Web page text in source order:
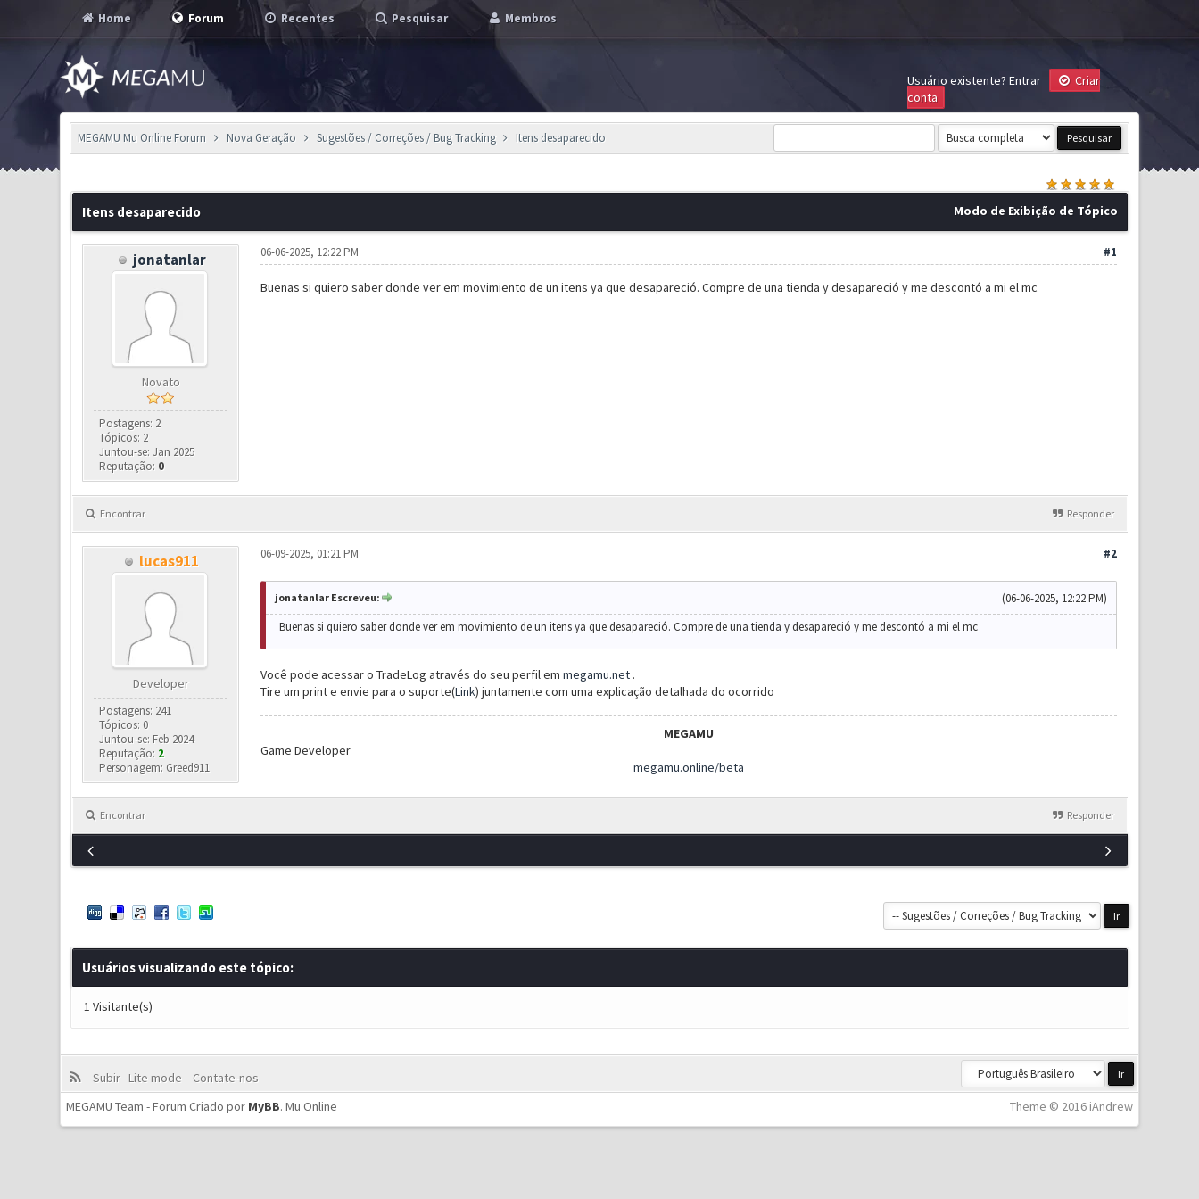
Home Forum Recentes Pesquisar Membros
Usuário existente? Entrar
Criar
conta
MEGAMU Mu Online Forum Nova Geração Sugestões / Correções / Bug Tracking Itens desaparecido
Modo de Exibição de Tópico
Itens desaparecido
jonatanlar
Novato
Postagens: 2
Tópicos: 2
Juntou-se: Jan 2025
Reputação: 0
#1
06-06-2025, 12:22 PM
Buenas si quiero saber donde ver em movimiento de un itens ya que desapareció. Compre de una tienda y desapareció y me descontó a mi el mc
Encontrar Responder
lucas911
Developer
Postagens: 241
Tópicos: 0
Juntou-se: Feb 2024
Reputação: 2
Personagem: Greed911
#2
06-09-2025, 01:21 PM
(06-06-2025, 12:22 PM)
jonatanlar Escreveu:
Buenas si quiero saber donde ver em movimiento de un itens ya que desapareció. Compre de una tienda y desapareció y me descontó a mi el mc
Você pode acessar o TradeLog através do seu perfil em megamu.net.
Tire um print e envie para o suporte(Link) juntamente com uma explicação detalhada do ocorrido
MEGAMU
Game Developer
megamu.online/beta
Encontrar Responder
Usuários visualizando este tópico:
1 Visitante(s)
Subir Lite mode
Contate-nos
Theme © 2016 iAndrew
MEGAMU Team - Forum Criado por MyBB.Mu Online